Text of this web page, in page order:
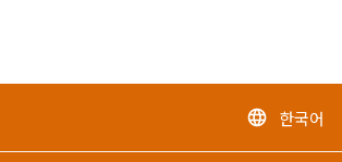
language 한국어